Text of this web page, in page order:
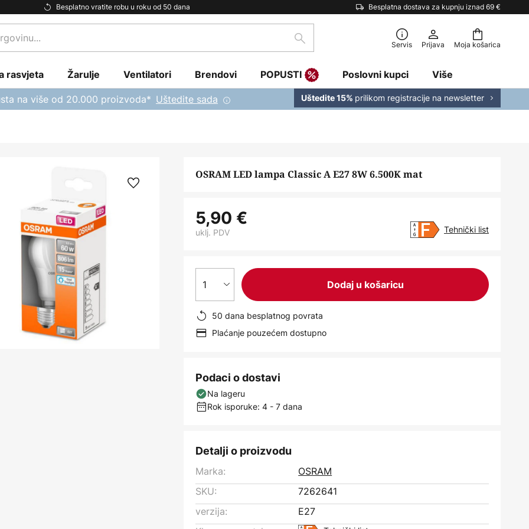
Besplatno vratite robu u roku od 50 dana Besplatna dostava za kupnju iznad 69 €
Moja košarica
traži Servis Prijava
rasvjeta Žarulje Ventilatori Brendovi POPUSTI Poslovni kupci Više
na više od 20.000 proizvoda* Uštedite sada Uštedite 15% prilikom registracije na newsletter
OSRAM LED lampa Classic A E27 8W 6.500K mat
5,90 €
uklj. PDV Tehnički list
1 Dodaj u košaricu
50 dana besplatnog povrata
Plaćanje pouzećem dostupno
Podaci o dostavi
Na lageru
Rok isporuke: 4 - 7 dana
Detalji o proizvodu
Marka:
OSRAM
SKU:
7262641
verzija:
E27